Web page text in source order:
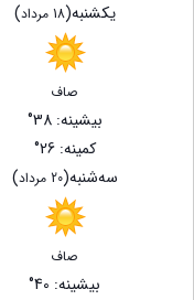
یکشنبه(18 مرداد )
صاف
بیشینه: 38°
کمینه: 26°
ﺳﻪشنبه(20 مرداد )
صاف
بیشینه: 40°